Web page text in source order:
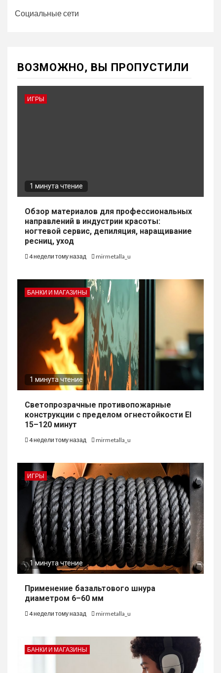
Социальные сети
ВОЗМОЖНО, ВЫ ПРОПУСТИЛИ
ИГРЫ
1 минута чтение
Обзор материалов для профессиональных
направлений в индустрии красоты:
ногтевой сервис, депиляция, наращивание
ресниц, уход
4 недели тому назад mirmetalla_u
БАНКИ И МАГАЗИНЫ
1 минута чтение
Светопрозрачные противопожарные
конструкции с пределом огнестойкости EI
15–120 минут
4 недели тому назад mirmetalla_u
ИГРЫ
1 минута чтение
Применение базальтового шнура
диаметром 6–60 мм
4 недели тому назад mirmetalla_u
БАНКИ И МАГАЗИНЫ